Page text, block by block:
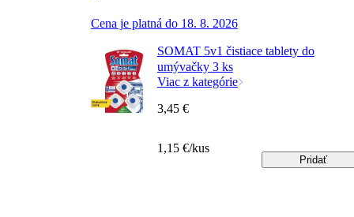
Cena je platná do 18. 8. 2026
SOMAT 5v1 čistiace tablety do
umývačky 3 ks
Viac z kategórie
3,45 €
1,15 €/kus
Pridať